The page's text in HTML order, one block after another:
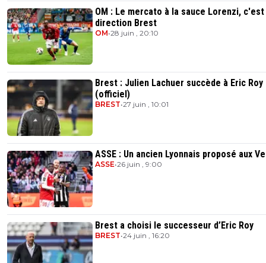
OM : Le mercato à la sauce Lorenzi, c'est
direction Brest
OM•28 juin , 20:10
Brest : Julien Lachuer succède à Eric Roy
(officiel)
BREST•27 juin , 10:01
ASSE : Un ancien Lyonnais proposé aux
ASSE•26 juin , 9:00
Brest a choisi le successeur d’Eric Roy
BREST•24 juin , 16:20